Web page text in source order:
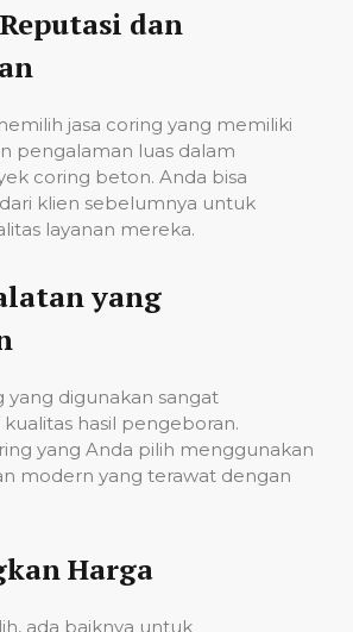
dan
jasa coring yang memiliki
pengalaman luas dalam
coring beton. Anda bisa
klien sebelumnya untuk
layanan mereka.
yang
yang digunakan sangat
hasil pengeboran.
yang Anda pilih menggunakan
modern yang terawat dengan
Harga
ada baiknya untuk